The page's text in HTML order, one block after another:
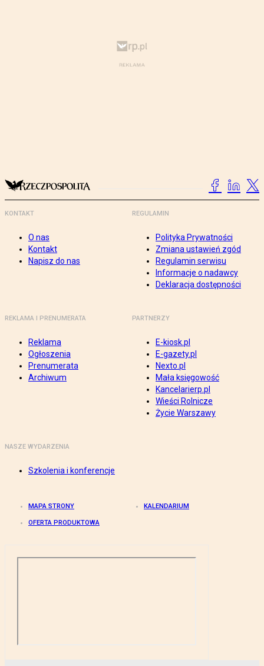
KONTAKT
O nas
Kontakt
Napisz do nas
REGULAMIN
Polityka Prywatności
Zmiana ustawień zgód
Regulamin serwisu
Informacje o nadawcy
Deklaracja dostępności
REKLAMA I PRENUMERATA
Reklama
Ogłoszenia
Prenumerata
Archiwum
PARTNERZY
E-kiosk.pl
E-gazety.pl
Nexto.pl
Mała księgowość
Kancelarierp.pl
Wieści Rolnicze
Życie Warszawy
NASZE WYDARZENIA
Szkolenia i konferencje
MAPA STRONY KALENDARIUM
OFERTA PRODUKTOWA